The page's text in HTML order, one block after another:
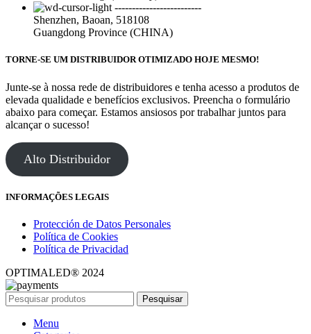
-------------------------
Shenzhen, Baoan, 518108
Guangdong Province (CHINA)
TORNE-SE UM DISTRIBUIDOR OTIMIZADO HOJE MESMO!
Junte-se à nossa rede de distribuidores e tenha acesso a produtos de
elevada qualidade e benefícios exclusivos. Preencha o formulário
abaixo para começar. Estamos ansiosos por trabalhar juntos para
alcançar o sucesso!
Alto Distribuidor
INFORMAÇÕES LEGAIS
Protección de Datos Personales
Política de Cookies
Política de Privacidad
OPTIMALED® 2024
Pesquisar
Menu